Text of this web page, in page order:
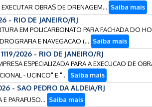
OBRAS DE DRENAGEM... Saiba mais
- RIO DE JANEIRO/RJ
EM POLICARBONATO PARA FACHADA DO
E NAVEGACAO (... Saiba mais
2026 - RIO DE JANEIRO/RJ
ESPECIALIZADA PARA A EXECUCAO DE
- UCINCO" E "... Saiba mais
- SAO PEDRO DA ALDEIA/RJ
PARAFUSO... Saiba mais